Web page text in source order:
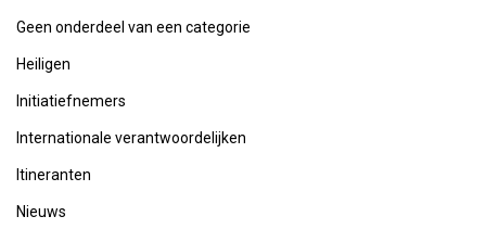
Geen onderdeel van een categorie
Heiligen
Initiatiefnemers
Internationale verantwoordelijken
Itineranten
Nieuws